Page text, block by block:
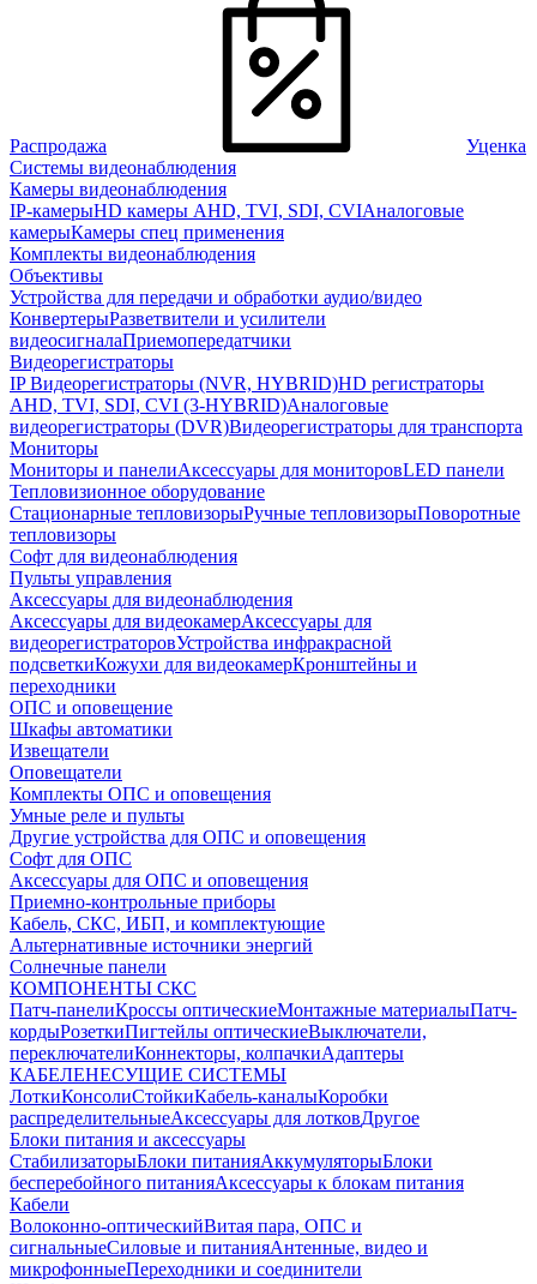
Распродажа
Уценка
Системы видеонаблюдения
Камеры видеонаблюдения
IP-камерыHD камеры AHD, TVI, SDI, CVIАналоговые
камерыКамеры спец применения
Комплекты видеонаблюдения
Объективы
Устройства для передачи и обработки аудио/видео
КонвертерыРазветвители и усилители
видеосигналаПриемопередатчики
Видеорегистраторы
IP Видеорегистраторы (NVR, HYBRID)HD регистраторы
AHD, TVI, SDI, CVI (3-HYBRID)Аналоговые
видеорегистраторы (DVR)Видеорегистраторы для транспорта
Мониторы
Мониторы и панелиАксессуары для мониторовLED панели
Тепловизионное оборудование
Стационарные тепловизорыРучные тепловизорыПоворотные
тепловизоры
Софт для видеонаблюдения
Пульты управления
Аксессуары для видеонаблюдения
Аксессуары для видеокамерАксессуары для
видеорегистраторовУстройства инфракрасной
подсветкиКожухи для видеокамерКронштейны и
переходники
ОПС и оповещение
Шкафы автоматики
Извещатели
Оповещатели
Комплекты ОПС и оповещения
Умные реле и пульты
Другие устройства для ОПС и оповещения
Софт для ОПС
Аксессуары для ОПС и оповещения
Приемно-контрольные приборы
Кабель, СКС, ИБП, и комплектующие
Альтернативные источники энергий
Солнечные панели
КОМПОНЕНТЫ СКС
Патч-панелиКроссы оптическиеМонтажные материалыПатч-
кордыРозеткиПигтейлы оптическиеВыключатели,
переключателиКоннекторы, колпачкиАдаптеры
КАБЕЛЕНЕСУЩИЕ СИСТЕМЫ
ЛоткиКонсолиСтойкиКабель-каналыКоробки
распределительныеАксессуары для лотковДругое
Блоки питания и аксессуары
СтабилизаторыБлоки питанияАккумуляторыБлоки
бесперебойного питанияАксессуары к блокам питания
Кабели
Волоконно-оптическийВитая пара, ОПС и
сигнальныеСиловые и питанияАнтенные, видео и
микрофонныеПереходники и соединители